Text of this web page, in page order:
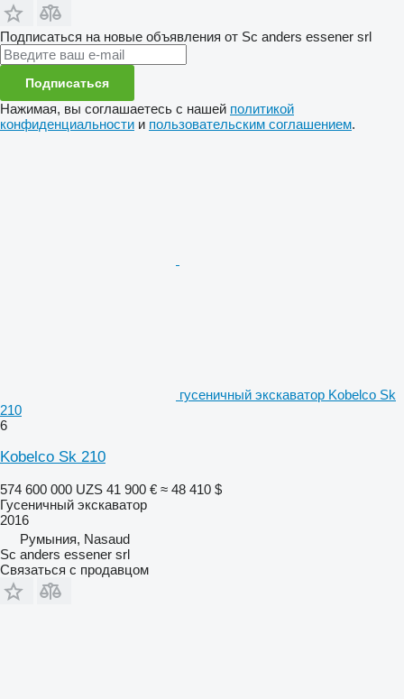
Подписаться на новые объявления от Sc anders essener srl
Подписаться
Нажимая, вы соглашаетесь с нашей политикой
конфиденциальности и пользовательским соглашением.
гусеничный экскаватор Kobelco Sk
210
6
Kobelco Sk 210
574 600 000 UZS 41 900 € ≈ 48 410 $
Гусеничный экскаватор
2016
Румыния, Nasaud
Sc anders essener srl
Связаться с продавцом